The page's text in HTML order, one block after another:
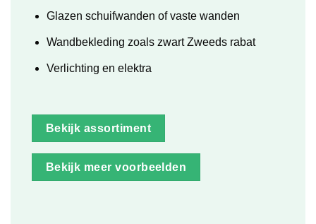
Glazen schuifwanden of vaste wanden
Wandbekleding zoals zwart Zweeds rabat
Verlichting en elektra
Bekijk assortiment
Bekijk meer voorbeelden